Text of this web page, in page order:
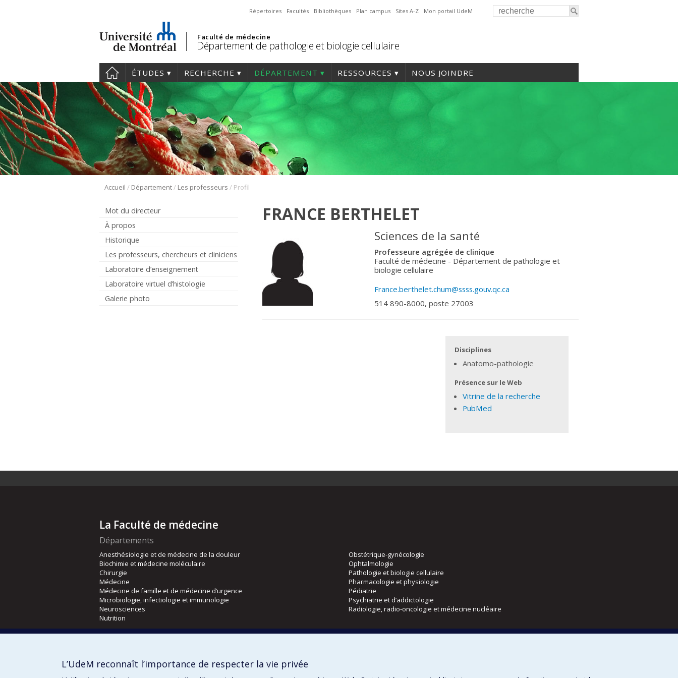
Répertoires Facultés Bibliothèques Plan campus Sites A-Z Mon portail UdeM
Faculté de médecine
Département de pathologie et biologie cellulaire
ÉTUDES RECHERCHE DÉPARTEMENT RESSOURCES NOUS JOINDRE
Accueil / Département/ Les professeurs / Profil
Mot du directeur
À propos
Historique
Les professeurs, chercheurs et cliniciens
Laboratoire d’enseignement
Laboratoire virtuel d’histologie
Galerie photo
FRANCE BERTHELET
Sciences de la santé
Professeure agrégée de clinique
Faculté de médecine - Département de pathologie et
biologie cellulaire
France.berthelet.chum@ssss.gouv.qc.ca
514 890-8000, poste 27003
Disciplines
Anatomo-pathologie
Présence sur le Web
Vitrine de la recherche
PubMed
La Faculté de médecine
Départements
Anesthésiologie et de médecine de la douleur
Biochimie et médecine moléculaire
Chirurgie
Médecine
Médecine de famille et de médecine d’urgence
Microbiologie, infectiologie et immunologie
Neurosciences
Nutrition
Obstétrique-gynécologie
Ophtalmologie
Pathologie et biologie cellulaire
Pharmacologie et physiologie
Pédiatrie
Psychiatrie et d’addictologie
Radiologie, radio-oncologie et médecine nucléaire
Orthophonie et audiologie
L’UdeM reconnaît l’importance de respecter la vie privée